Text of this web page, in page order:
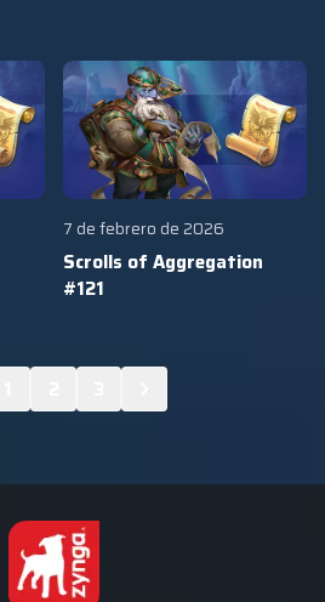
7 de febrero de 2026
Scrolls of Aggregation
#121